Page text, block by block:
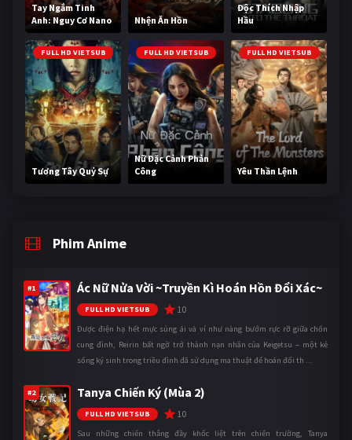
Tay Ngắm Tinh
Anh: Nguy Cơ Nano
Nhện Ăn Hồn
Độc Thích Nhập
Hầu
FULL HD VIETSUB
Tương Tây Quỷ Sự
FULL HD VIETSUB
Nữ Đặc Cảnh Phản
Công
FULL HD VIETSUB
Yêu Thần Lệnh
Phim Anime
#1 Ác Nữ Nửa Vời ~Truyền Kì Hoán Hồn Đổi Xác~
FULL HD VIETSUB 10
Được điện hạ hết mực sủng ái và ví như nàng bướm rực rỡ giữa chốn
cung đình, Reirin bất ngờ trở thành nạn nhân của Keigetsu – một kẻ
sống ký sinh trong triều đình đã sử dụng ma thuật để hoán đổi th ...
#2 Tanya Chiến Ký (Mùa 2)
FULL HD VIETSUB 10
Sau những chiến thắng đầy khốc liệt trên chiến trường, Tanya